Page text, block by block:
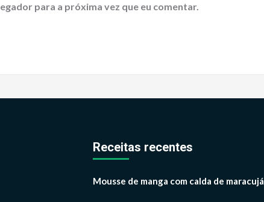
para a próxima vez que eu comentar.
Receitas recentes
Mousse de manga com calda de maracujá